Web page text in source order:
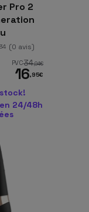
Pro 2
34 (0 avis)
PVC34,94€
16,95€
24/48h